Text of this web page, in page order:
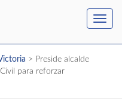
> Preside alcalde
para reforzar